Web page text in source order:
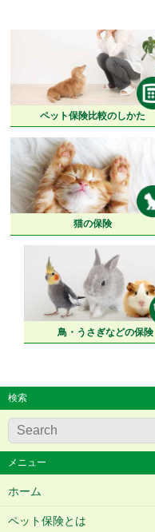
ペット保険比較のしかた
猫の保険
鳥・うさぎなどの保険
検索
メニュー
ホーム
ペット保険とは